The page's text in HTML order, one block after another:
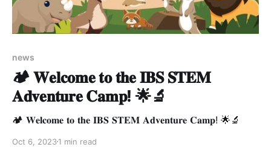
news
🏕️ 𝐖𝐞𝐥𝐜𝐨𝐦𝐞 𝐭𝐨 𝐭𝐡𝐞 𝐈𝐁𝐒 𝐒𝐓𝐄𝐌
𝐀𝐝𝐯𝐞𝐧𝐭𝐮𝐫𝐞 𝐂𝐚𝐦𝐩! 🌟🔬
🏕️ 𝐖𝐞𝐥𝐜𝐨𝐦𝐞 𝐭𝐨 𝐭𝐡𝐞 𝐈𝐁𝐒 𝐒𝐓𝐄𝐌 𝐀𝐝𝐯𝐞𝐧𝐭𝐮𝐫𝐞 𝐂𝐚𝐦𝐩! 🌟🔬
Oct 6, 20231 min read